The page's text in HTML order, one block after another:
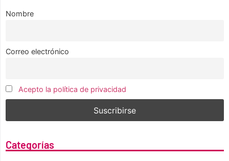
Nombre
Correo electrónico
Acepto la política de privacidad
Categorías